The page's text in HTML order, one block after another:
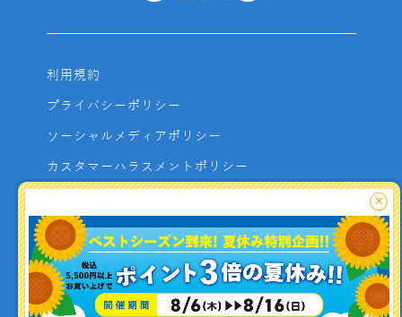
利用規約
プライバシーポリシー
ソーシャルメディアポリシー
カスタマーハラスメントポリシー
よくあるご質問
お問い合わせ
利用者資金の保全方法
×